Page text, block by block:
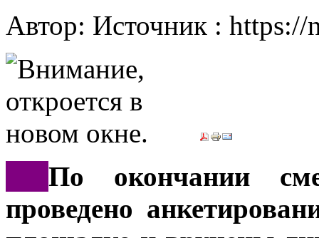
Автор: Источник : https://
По окончании
проведено